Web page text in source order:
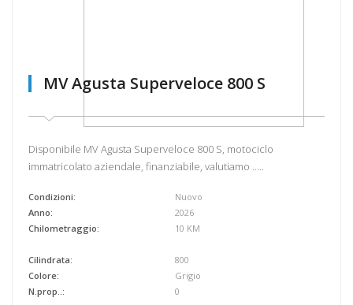
MV Agusta Superveloce 800 S
Disponibile MV Agusta Superveloce 800 S, motociclo
immatricolato aziendale, finanziabile, valutiamo .....
Condizioni:
Anno:
Chilometraggio:
Nuovo
2026
10 KM
Cilindrata:
Colore:
N.prop..:
800
Grigio
0